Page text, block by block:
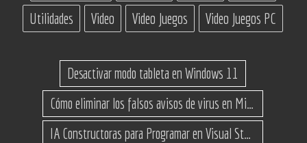
Utilidades
Video Video Juegos Video Juegos PC
Desactivar modo tableta en Windows 11
Cómo eliminar los falsos avisos de virus en Microsoft Edge
IA Constructoras para Programar en Visual Studio con C#